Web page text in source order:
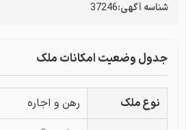
شناسه آگهی:37246
جدول وضعیت امکانات ملک
نوع ملک
رهن و اجاره